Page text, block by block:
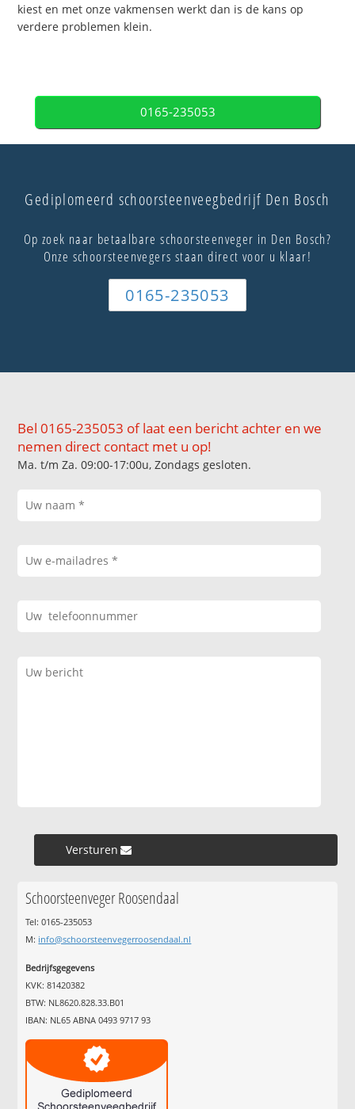
kiest en met onze vakmensen werkt dan is de kans op
verdere problemen klein.
0165-235053
Gediplomeerd schoorsteenveegbedrijf Den Bosch
Op zoek naar betaalbare schoorsteenveger in Den Bosch?
Onze schoorsteenvegers staan direct voor u klaar!
0165-235053
Bel 0165-235053 of laat een bericht achter en we
nemen direct contact met u op!
Ma. t/m Za. 09:00-17:00u, Zondags gesloten.
Versturen »
Schoorsteenveger Roosendaal
Tel: 0165-235053
M: info@schoorsteenvegerroosendaal.nl
Bedrijfsgegevens
KVK: 81420382
BTW: NL8620.828.33.B01
IBAN: NL65 ABNA 0493 9717 93